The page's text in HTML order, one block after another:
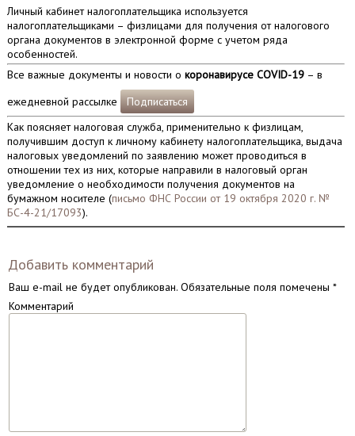
Личный кабинет налогоплательщика используется
налогоплательщиками – физлицами для получения от налогового
органа документов в электронной форме с учетом ряда
особенностей.
Все важные документы и новости о коронавирусе COVID-19– в
ежедневной рассылке
Подписаться
Как поясняет налоговая служба, применительно к физлицам,
получившим доступ к личному кабинету налогоплательщика, выдача
налоговых уведомлений по заявлению может проводиться в
отношении тех из них, которые направили в налоговый орган
уведомление о необходимости получения документов на
бумажном носителе (письмо ФНС России от 19 октября 2020 г. №
БС-4-21/17093).
Добавить комментарий
Ваш e-mail не будет опубликован.Обязательные поля помечены *
Комментарий